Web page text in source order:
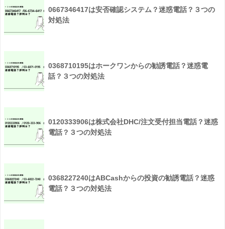
0667346417は安否確認システム？迷惑電話？３つの
対処法
0368710195はホークワンからの勧誘電話？迷惑電
話？３つの対処法
0120333906は株式会社DHC/注文受付担当電話？迷惑
電話？３つの対処法
0368227240はABCashからの投資の勧誘電話？迷惑
電話？３つの対処法